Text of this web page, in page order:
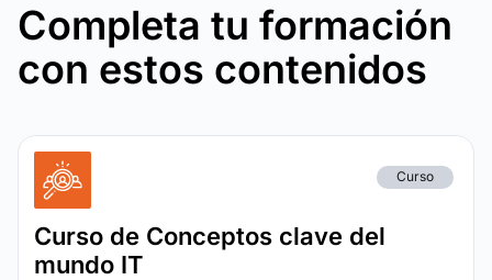
Completa tu formación
con estos contenidos
Curso
Curso de Conceptos clave del
mundo IT